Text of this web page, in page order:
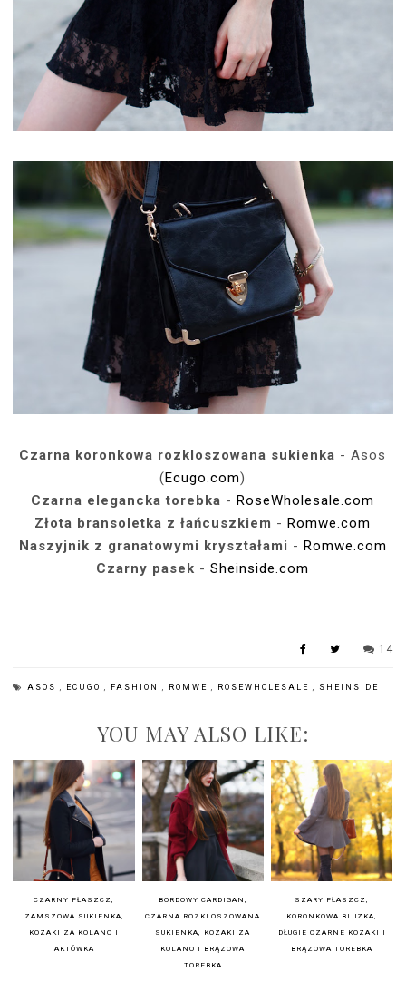
Czarna koronkowa rozkloszowana sukienka - Asos
(Ecugo.com)
Czarna elegancka torebka -RoseWholesale.com
Złota bransoletka z łańcuszkiem -Romwe.com
Naszyjnik z granatowymi kryształami - Romwe.com
Czarny pasek -Sheinside.com
14
ASOS ECUGO FASHION ROMWE ROSEWHOLESALE SHEINSIDE
YOU MAY ALSO LIKE:
CZARNY PŁASZCZ,
ZAMSZOWA SUKIENKA,
KOZAKI ZA KOLANO I
AKTÓWKA
BORDOWY CARDIGAN,
CZARNA ROZKLOSZOWANA
SUKIENKA, KOZAKI ZA
KOLANO I BRĄZOWA
TOREBKA
SZARY PŁASZCZ,
KORONKOWA BLUZKA,
DŁUGIE CZARNE KOZAKI I
BRĄZOWA TOREBKA